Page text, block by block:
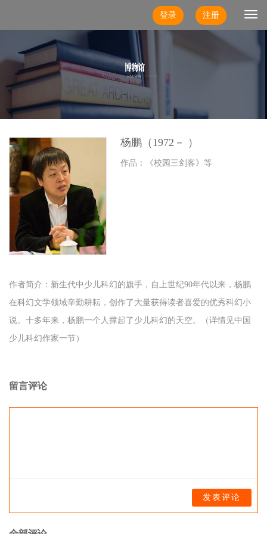
注册
登录
杨鹏（1972－ ）
作品：《校园三剑客》等
作者简介：新生代中少儿科幻的旗手，自上世纪90年代以来，杨鹏
在科幻文学领域辛勤耕耘，创作了大量获得读者喜爱的优秀科幻小
说。十多年来，杨鹏一个人撑起了少儿科幻的天空。（详情见中国
少儿科幻作家一节）
留言评论
发表评论